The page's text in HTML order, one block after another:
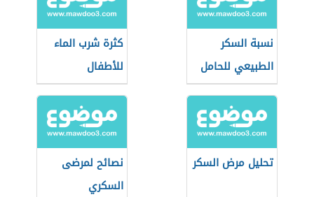
نسبة السكر
الطبيعي للحامل
كثرة شرب الماء
للأطفال
تحليل مرض السكر
نصائح لمرضى
السكري